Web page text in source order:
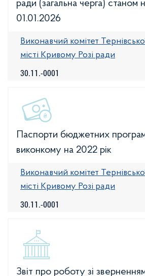
ради (загальна черга) станом
01.01.2026
30.11.-0001
Виконавчий комітет
місті Кривому Розі ради
Паспорти бюджетних
виконкому на 2022 рік
30.11.-0001
Виконавчий комітет
місті Кривому Розі ради
Звіт про роботу зі